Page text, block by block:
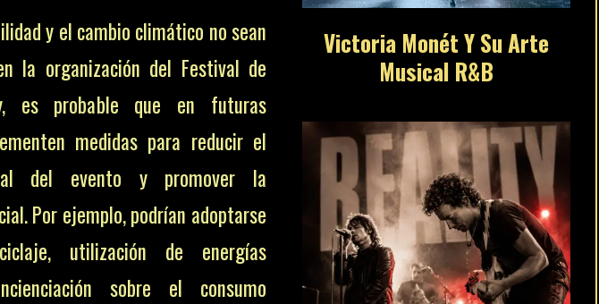
y el cambio climático no sean
la organización del Festival de
es probable que en futuras
medidas para reducir el
del evento y promover la
Por ejemplo, podrían adoptarse
utilización de energías
sobre el consumo
Victoria Monét Y Su Arte
Musical R&B